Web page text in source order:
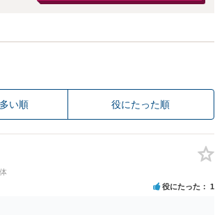
い順 役にたった順
役にたった 1